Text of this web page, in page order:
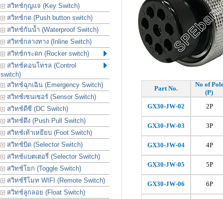
สวิทช์กุญแจ (Key Switch)
สวิทช์กด (Push button switch)
สวิทช์กันน้ำ (Waterproof Switch)
สวิทช์กลางทาง (Inline Switch)
สวิทช์กระดก (Rocker switch)
สวิทช์คอนโทรล (Control
switch)
สวิทช์ฉุกเฉิน (Emergency Switch)
สวิทช์เซนเซอร์ (Sensor Switch)
สวิทช์ดีซี (DC Switch)
สวิทช์ดึง (Push Pull Switch)
สวิทช์เท้าเหยียบ (Foot Switch)
สวิทช์บิด (Selector Switch)
สวิทช์แบตเตอรี่ (Selector Switch)
สวิทช์โยก (Toggle Switch)
สวิทช์รีโมท WIFI (Remote Switch)
สวิทช์ลูกลอย (Float Switch)
Part No.
No of
(P)
GX30-JW-02
2P
GX30-JW-03 3P
GX30-JW-04 4P
GX30-JW-05 5P
GX30-JW-06 6P